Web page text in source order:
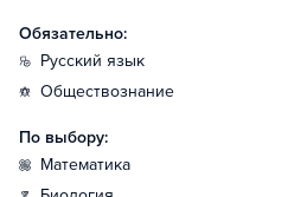
Обязательно:
русский язык
обществознание
По выбору:
математика